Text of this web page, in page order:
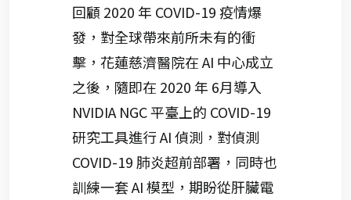
回顧 2020 年 COVID-19 疫情爆
發，對全球帶來前所未有的衝
擊，花蓮慈濟醫院在 AI 中心成立
之後，隨即在 2020 年 6月導入
NVIDIA NGC 平臺上的 COVID-19
研究工具進行 AI 偵測，對偵測
COVID-19 肺炎超前部署，同時也
訓練一套 AI 模型，期盼從肝臟電